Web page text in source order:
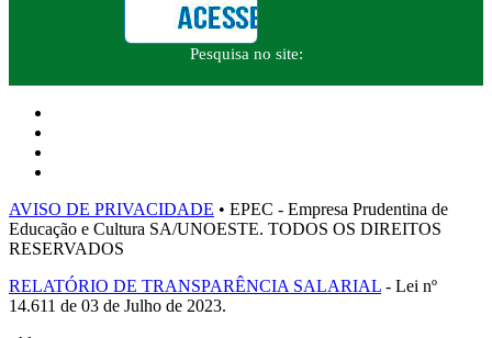
Pesquisa no site:
AVISO DE PRIVACIDADE • EPEC - Empresa Prudentina de
Educação e Cultura SA/UNOESTE. TODOS OS DIREITOS
RESERVADOS
RELATÓRIO DE TRANSPARÊNCIA SALARIAL - Lei nº
14.611 de 03 de Julho de 2023.